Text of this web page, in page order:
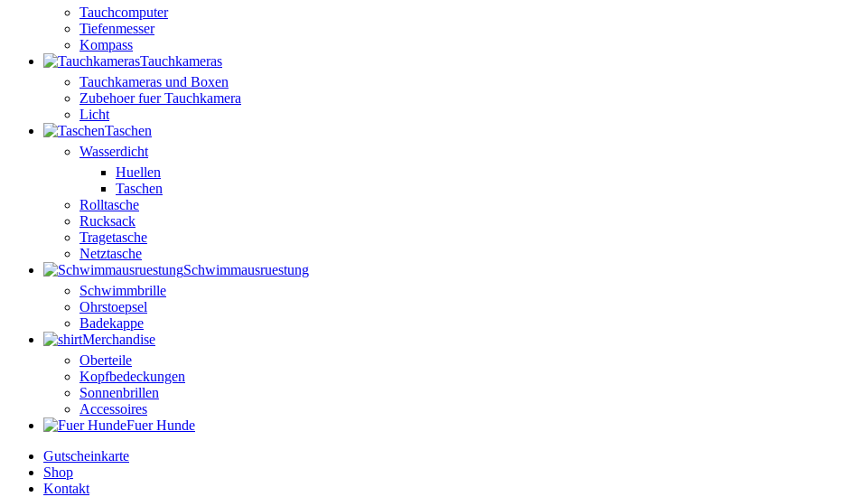
Tauchcomputer
Tiefenmesser
Kompass
Tauchkameras
Tauchkameras und Boxen
Zubehoer fuer Tauchkamera
Licht
Taschen
Wasserdicht
Huellen
Taschen
Rolltasche
Rucksack
Tragetasche
Netztasche
Schwimmausruestung
Schwimmbrille
Ohrstoepsel
Badekappe
Merchandise
Oberteile
Kopfbedeckungen
Sonnenbrillen
Accessoires
Fuer Hunde
Gutscheinkarte
Shop
Kontakt